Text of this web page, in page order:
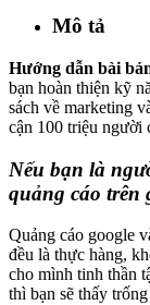
Mô tả
Hướng dẫn bài
bạn hoàn thiện kỹ
sách về marketing
cận 100 triệu người
Nếu bạn là
quảng cáo trên
Quảng cáo google
đều là thực hàng,
cho mình tinh thần
thì bạn sẽ thấy